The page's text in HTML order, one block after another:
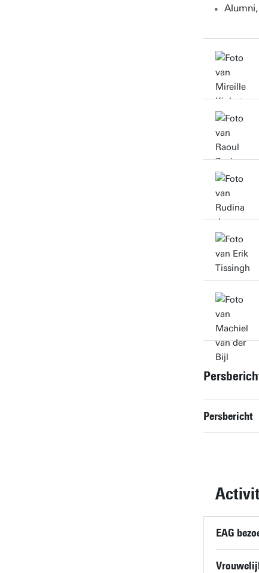
Connect
Connect
Connect
Connect
Connect
Persbericht
EAG